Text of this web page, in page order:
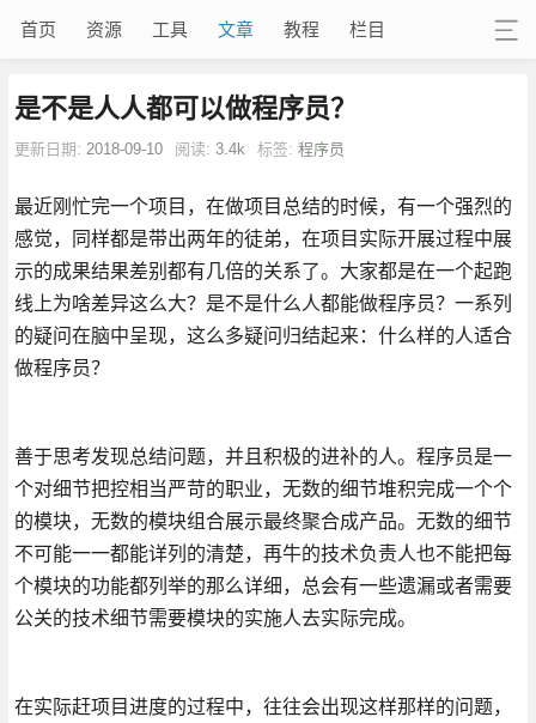
首页 资源 工具 文章 教程 栏目
是不是人人都可以做程序员？
更新日期: 2018-09-10 阅读: 3.4k 标签: 程序员
最近刚忙完一个项目，在做项目总结的时候，有一个强烈的
感觉，同样都是带出两年的徒弟，在项目实际开展过程中展
示的成果结果差别都有几倍的关系了。大家都是在一个起跑
线上为啥差异这么大？是不是什么人都能做程序员？一系列
的疑问在脑中呈现，这么多疑问归结起来：什么样的人适合
做程序员？
善于思考发现总结问题，并且积极的进补的人。程序员是一
个对细节把控相当严苛的职业，无数的细节堆积完成一个个
的模块，无数的模块组合展示最终聚合成产品。无数的细节
不可能一一都能详列的清楚，再牛的技术负责人也不能把每
个模块的功能都列举的那么详细，总会有一些遗漏或者需要
公关的技术细节需要模块的实施人去实际完成。
在实际赶项目进度的过程中，往往会出现这样那样的问题，